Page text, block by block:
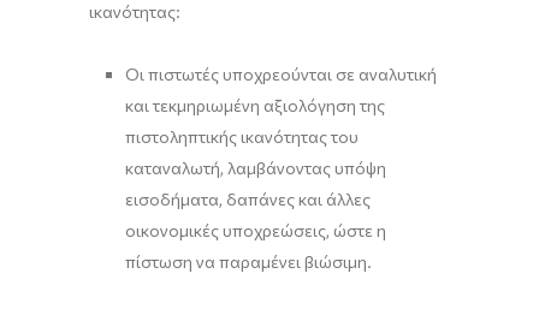
ικανότητας:
Οι πιστωτές υποχρεούνται σε αναλυτική
και τεκμηριωμένη αξιολόγηση της
πιστοληπτικής ικανότητας του
καταναλωτή, λαμβάνοντας υπόψη
εισοδήματα, δαπάνες και άλλες
οικονομικές υποχρεώσεις, ώστε η
πίστωση να παραμένει βιώσιμη.